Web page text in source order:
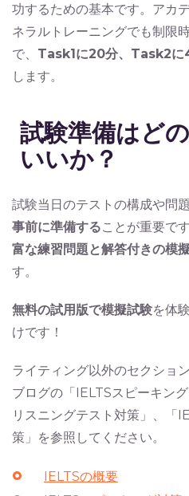
功するための基本です。アカ
ネラルトレーニングでも制限
で、 Task1に20分、Task2に
します。
試験準備はど
いいか？
試験当日のテストの構成や問
事前に準備することが重要で
富な練習問題と解答付きの模
す。
無料の試用版で模擬試験を体
けです！
ライティング以外のセクショ
ブログの「IELTSスピーキン
リスニングテスト対策」、「
策」を参照してください。
IELTSの概要